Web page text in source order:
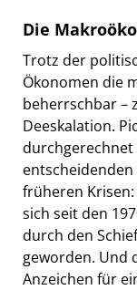
Die
Trotz der
Ökonomen die
beherrschbar –
Deeskalation.
durchgerechnet
früheren
sich seit den
durch den
geworden. Und
Anzeichen für